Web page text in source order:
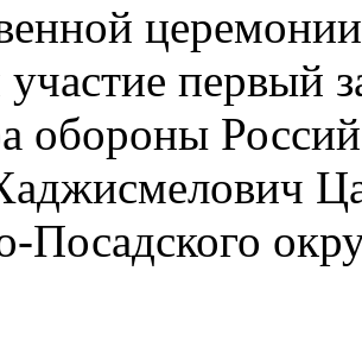
первый
обороны
Посадского